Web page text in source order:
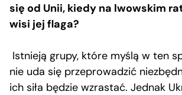
się od Unii, kiedy na lwowskim
wisi jej flaga?
Istnieją grupy, które myślą w ten
nie uda się przeprowadzić
ich siła będzie wzrastać. Jednak